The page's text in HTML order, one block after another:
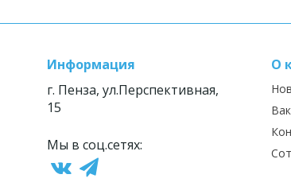
Информация
г. Пенза, ул.Перспективная,
15
Мы в соц.сетях:
О